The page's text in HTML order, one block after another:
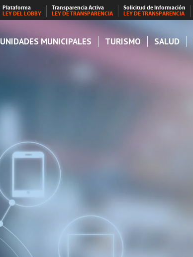
Plataforma
LEY DEL LOBBY
Transparencia Activa
LEY DE TRANSPARENCIA
Solicitud de Información
LEY DE TRANSPARENCIA
UNIDADES MUNICIPALES TURISMO SALUD